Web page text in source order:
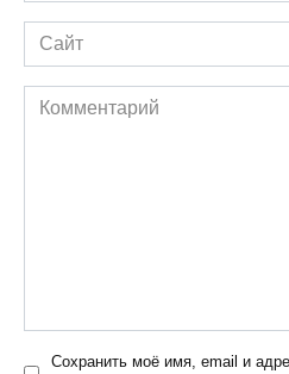
Сайт
Комментарий
Сохранить моё имя, email и